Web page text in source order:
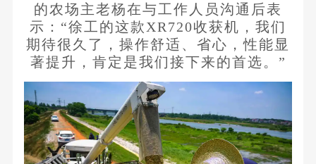
的农场主老杨在与工作人员沟通后表
示：“徐工的这款XR720收获机，我们
期待很久了，操作舒适、省心，性能显
著提升，肯定是我们接下来的首选。”